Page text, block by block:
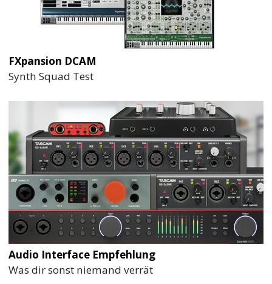
FXpansion DCAM
Synth Squad Test
Audio Interface Empfehlung
Was dir sonst niemand verrät